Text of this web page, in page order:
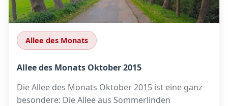
Allee des Monats
Allee des Monats Oktober 2015
Die Allee des Monats Oktober 2015 ist eine ganz
besondere: Die Allee aus Sommerlinden